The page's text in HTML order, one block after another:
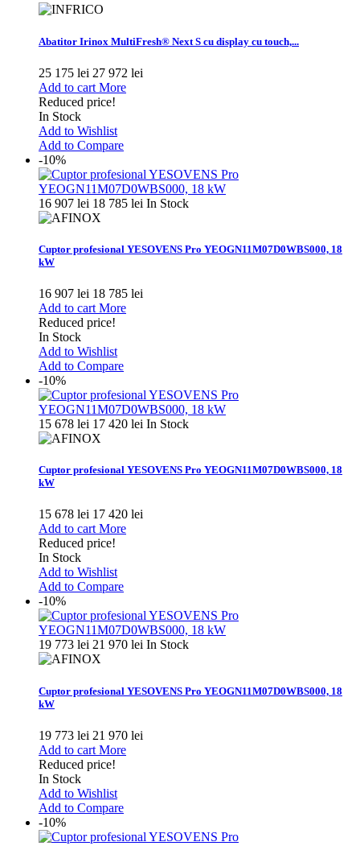
Abatitor Irinox MultiFresh® Next S cu display cu touch,...
25 175 lei 27 972 lei
Add to cart More
Reduced price!
In Stock
Add to Wishlist
Add to Compare
-10%
16 907 lei 18 785 lei In Stock
Cuptor profesional YESOVENS Pro YEOGN11M07D0WBS000, 18
kW
16 907 lei 18 785 lei
Add to cart More
Reduced price!
In Stock
Add to Wishlist
Add to Compare
-10%
15 678 lei 17 420 lei In Stock
Cuptor profesional YESOVENS Pro YEOGN11M07D0WBS000, 18
kW
15 678 lei 17 420 lei
Add to cart More
Reduced price!
In Stock
Add to Wishlist
Add to Compare
-10%
19 773 lei 21 970 lei In Stock
Cuptor profesional YESOVENS Pro YEOGN11M07D0WBS000, 18
kW
19 773 lei 21 970 lei
Add to cart More
Reduced price!
In Stock
Add to Wishlist
Add to Compare
-10%